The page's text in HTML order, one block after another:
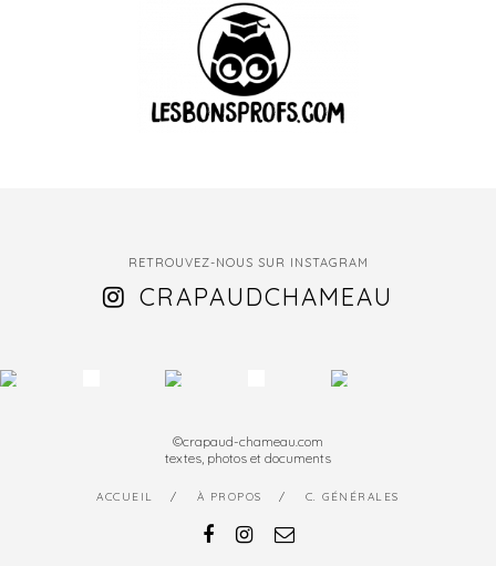
RETROUVEZ-NOUS SUR INSTAGRAM
CRAPAUDCHAMEAU
©crapaud-chameau.com
textes, photos et documents
ACCUEIL À PROPOS C. GÉNÉRALES